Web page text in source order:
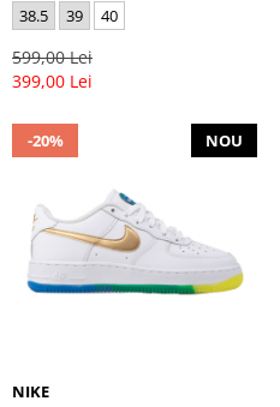
38.5
39 40
599,00 Lei
399,00 Lei
-20% NOU
NIKE